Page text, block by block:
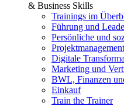
& Business Skills
Trainings im
Führung und
Persönliche und
Projektmanagement
Digitale
Marketing und
BWL, Finanzen
Einkauf
Train the Trainer